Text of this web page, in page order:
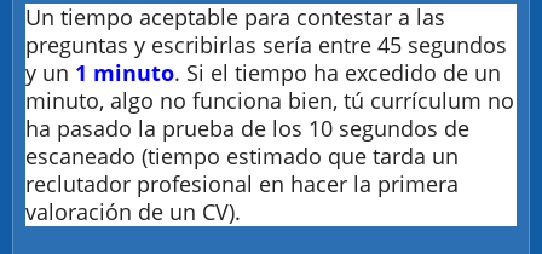
Un tiempo aceptable para contestar a las
preguntas y escribirlas sería entre 45 segundos
y un 1 minuto. Si el tiempo ha excedido de un
minuto, algo no funciona bien, tú currículum no
ha pasado la prueba de los 10 segundos de
escaneado (tiempo estimado que tarda un
reclutador profesional en hacer la primera
valoración de un CV).